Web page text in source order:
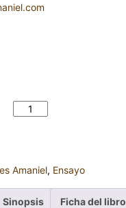
Amaniel, Ensayo
Sinopsis Ficha del libro